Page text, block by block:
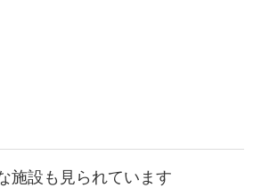
施設も見られています